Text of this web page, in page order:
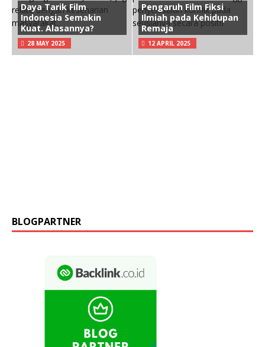
Daya Tarik Film
Indonesia Semakin
Kuat. Alasannya?
28 MAY 2025
Pengaruh Film Fiksi
Ilmiah pada Kehidupan
Remaja
12 APRIL 2025
BLOGPARTNER